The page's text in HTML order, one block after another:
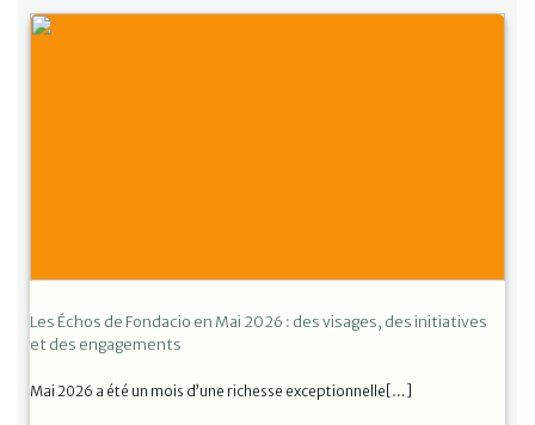
Les Échos de Fondacio en Mai 2026 : des visages, des initiatives
et des engagements
Mai 2026 a été un mois d’une richesse exceptionnelle[…]